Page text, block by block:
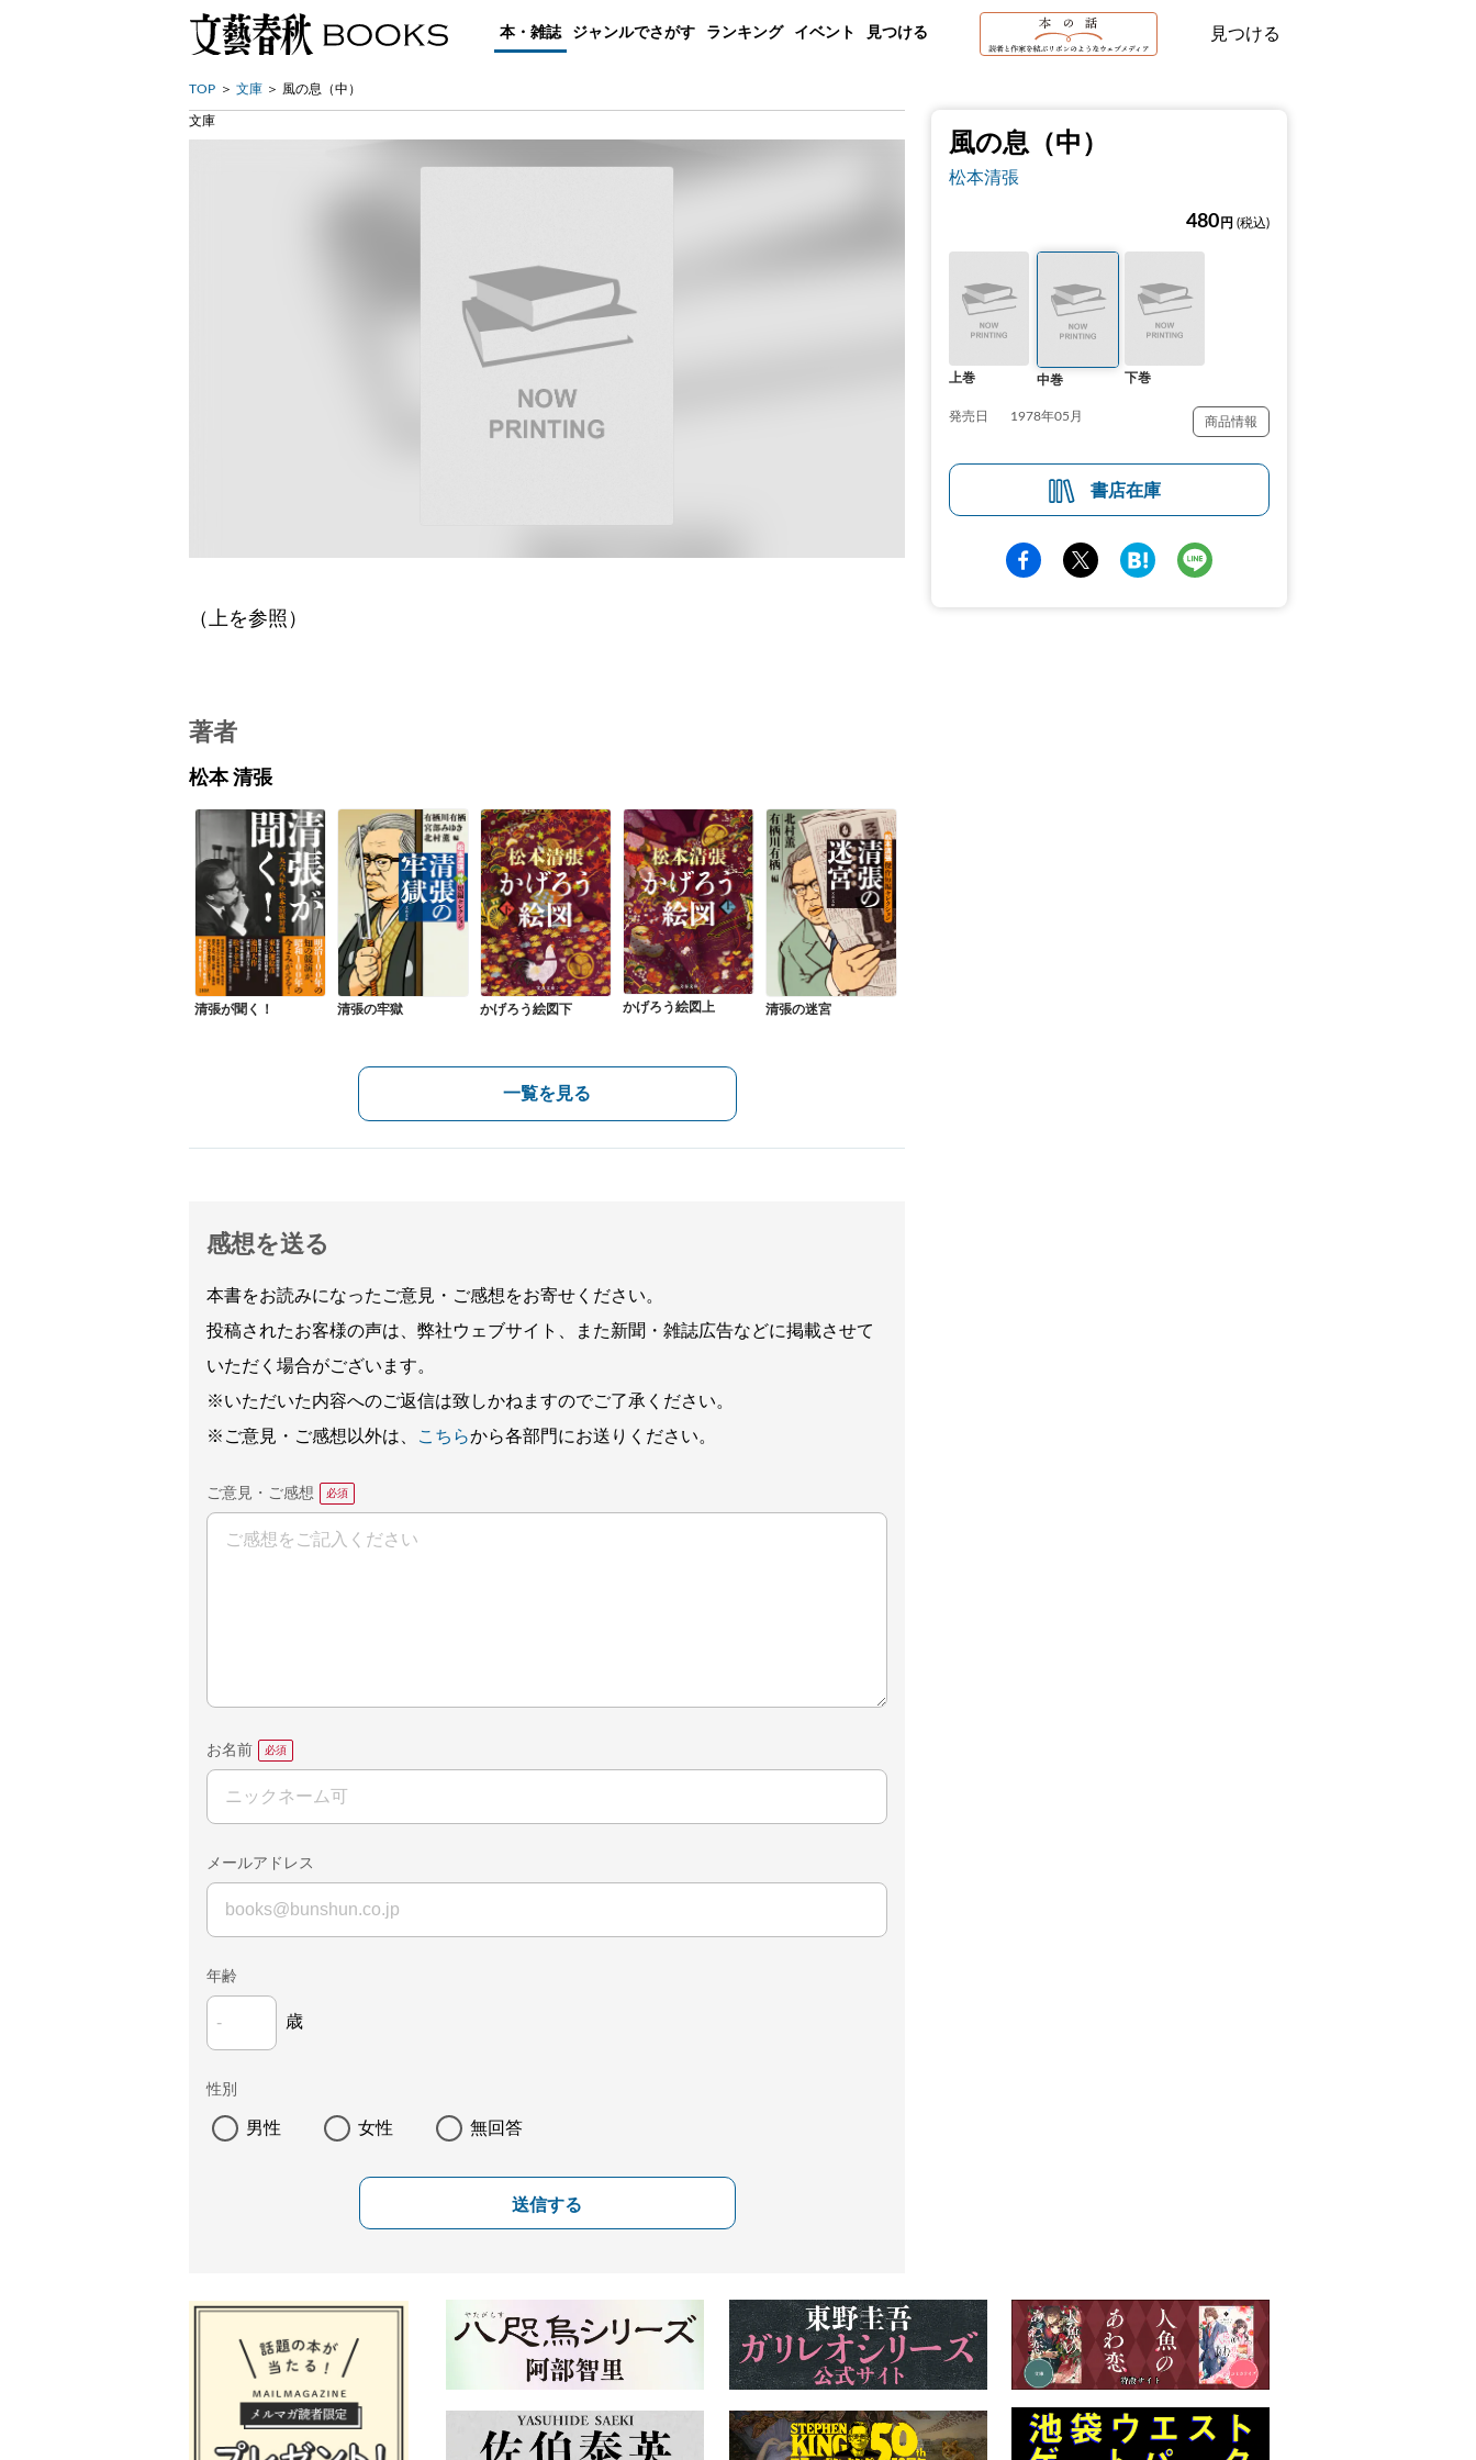
本・雑誌 ジャンルでさがす ランキング イベント 見つける 見つける
TOP 文庫 風の息（中）
風の息（中）
松本清張
480 円 (税込)
上巻 中巻 下巻
発売日 1978年05月 商品情報
書店在庫
文庫
（上を参照）
著者
松本 清張
清張が聞く！ 清張の牢獄 かげろう絵図下 かげろう絵図上 清張の迷宮
一覧を見る
感想を送る
本書をお読みになったご意見・ご感想をお寄せください。
投稿されたお客様の声は、弊社ウェブサイト、また新聞・雑誌広告などに掲載させて
いただく場合がございます。
※いただいた内容へのご返信は致しかねますのでご了承ください。
※ご意見・ご感想以外は、
こちらから各部門にお送りください。
ご意見・ご感想
お名前
メールアドレス
年齢
歳
性別
男性 女性 無回答
送信する